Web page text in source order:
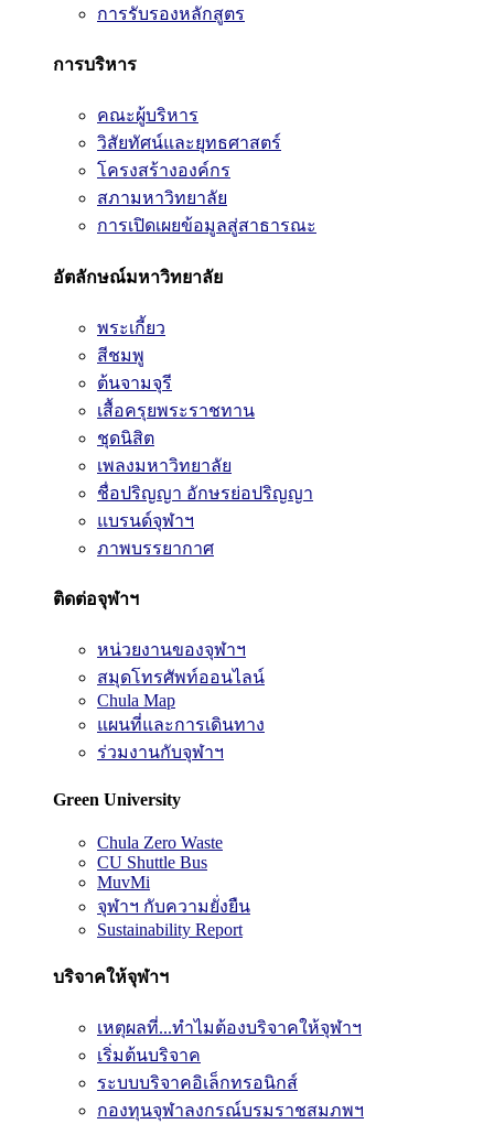
การรับรองหลักสูตร
การบริหาร
คณะผู้บริหาร
วิสัยทัศน์และยุทธศาสตร์
โครงสร้างองค์กร
สภามหาวิทยาลัย
การเปิดเผยข้อมูลสู่สาธารณะ
อัตลักษณ์มหาวิทยาลัย
พระเกี้ยว
สีชมพู
ต้นจามจุรี
เสื้อครุยพระราชทาน
ชุดนิสิต
เพลงมหาวิทยาลัย
ชื่อปริญญา อักษรย่อปริญญา
แบรนด์จุฬาฯ
ภาพบรรยากาศ
ติดต่อจุฬาฯ
หน่วยงานของจุฬาฯ
สมุดโทรศัพท์ออนไลน์
Chula Map
แผนที่และการเดินทาง
ร่วมงานกับจุฬาฯ
Green University
Chula Zero Waste
CU Shuttle Bus
MuvMi
จุฬาฯ กับความยั่งยืน
Sustainability Report
บริจาคให้จุฬาฯ
เหตุผลที่...ทำไมต้องบริจาคให้จุฬาฯ
เริ่มต้นบริจาค
ระบบบริจาคอิเล็กทรอนิกส์
กองทุนจุฬาลงกรณ์บรมราชสมภพฯ